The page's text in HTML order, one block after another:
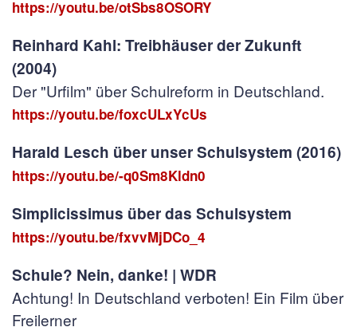
https://youtu.be/otSbs8OSORY
Reinhard Kahl: Treibhäuser der Zukunft
(2004)
Der "Urfilm" über Schulreform in Deutschland.
https://youtu.be/foxcULxYcUs
Harald Lesch über unser Schulsystem (2016)
https://youtu.be/-q0Sm8Kldn0
Simplicissimus über das Schulsystem
https://youtu.be/fxvvMjDCo_4
Schule? Nein, danke! | WDR
Achtung! In Deutschland verboten! Ein Film über
Freilerner